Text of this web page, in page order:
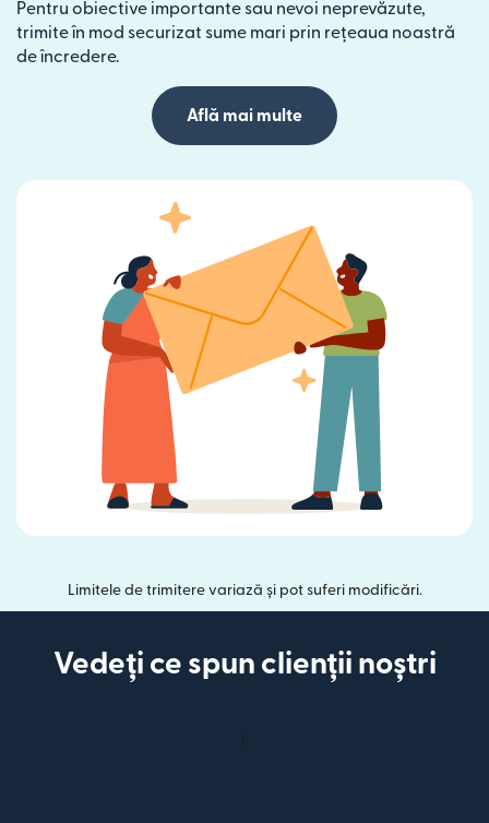
Pentru obiective importante sau nevoi neprevăzute,
trimite în mod securizat sume mari prin rețeaua noastră
de încredere.
Află mai multe
Limitele de trimitere variază și pot suferi modificări.
Vedeți ce spun clienții noștri